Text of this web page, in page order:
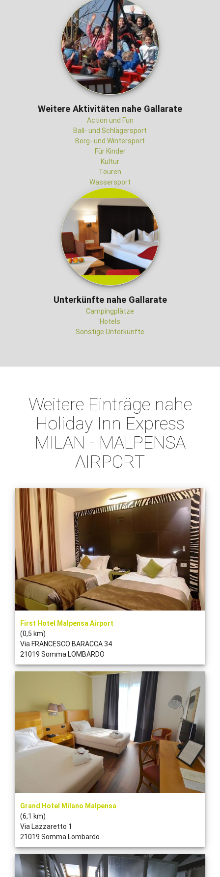
Weitere Aktivitäten nahe Gallarate
Action und Fun
Ball- und Schlägersport
Berg- und Wintersport
Für Kinder
Kultur
Touren
Wassersport
Unterkünfte nahe Gallarate
Campingplätze
Hotels
Sonstige Unterkünfte
Weitere Einträge nahe
Holiday Inn Express
MILAN - MALPENSA
AIRPORT
First Hotel Malpensa Airport
(0,5 km)
Via FRANCESCO BARACCA 34
21019 Somma LOMBARDO
Grand Hotel Milano Malpensa
(6,1 km)
Via Lazzaretto 1
21019 Somma Lombardo